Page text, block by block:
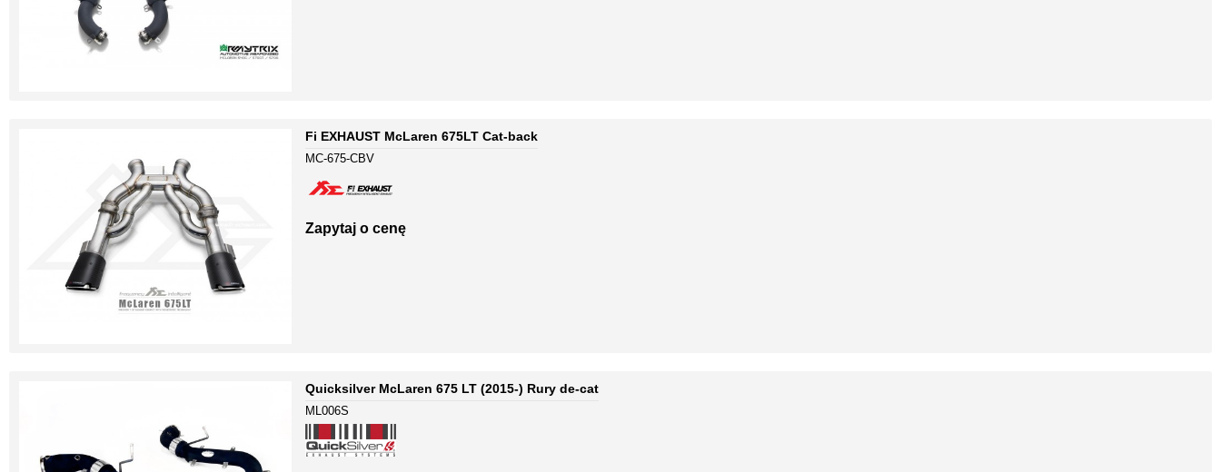
Fi EXHAUST McLaren 675LT Cat-back
MC-675-CBV
Zapytaj o cenę
Quicksilver McLaren 675 LT (2015-) Rury de-cat
ML006S